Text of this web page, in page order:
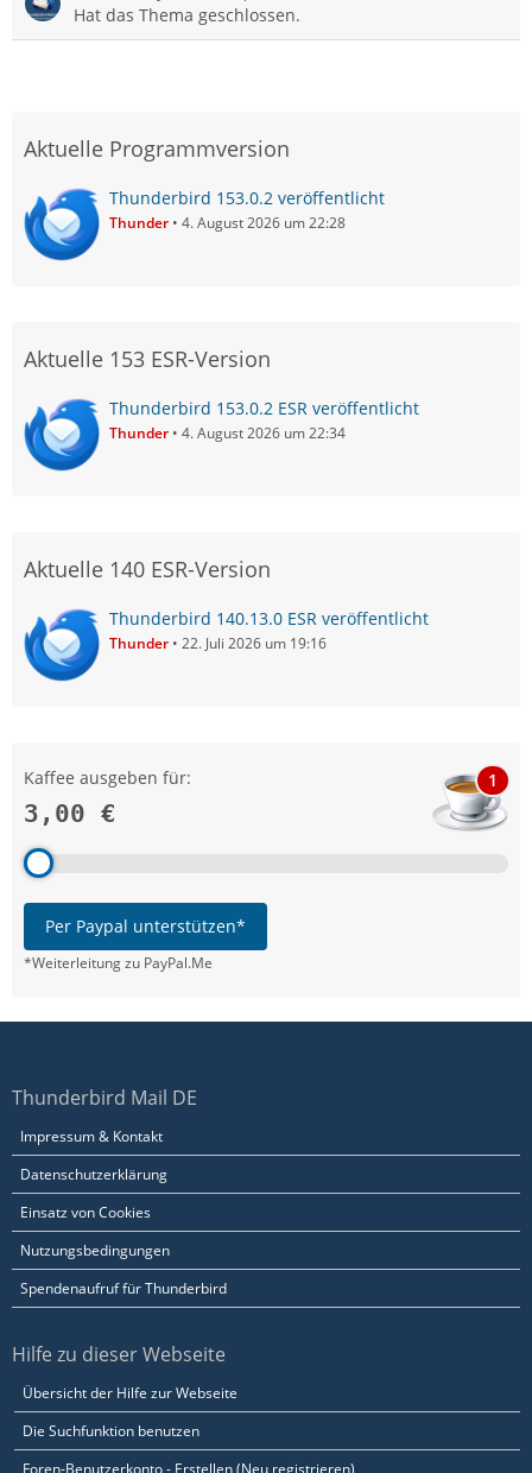
Hat das Thema geschlossen.
Aktuelle Programmversion
Thunderbird 153.0.2 veröffentlicht
Thunder 4. August 2026 um 22:28
Aktuelle 153 ESR-Version
Thunderbird 153.0.2 ESR veröffentlicht
Thunder 4. August 2026 um 22:34
Aktuelle 140 ESR-Version
Thunderbird 140.13.0 ESR veröffentlicht
Thunder 22. Juli 2026 um 19:16
Kaffee ausgeben für:
3,00 €
1
Per Paypal unterstützen*
*Weiterleitung zu PayPal.Me
Thunderbird Mail DE
Impressum & Kontakt
Datenschutzerklärung
Einsatz von Cookies
Nutzungsbedingungen
Spendenaufruf für Thunderbird
Hilfe zu dieser Webseite
Übersicht der Hilfe zur Webseite
Die Suchfunktion benutzen